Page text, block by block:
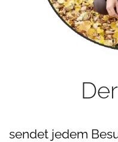
sendet jedem